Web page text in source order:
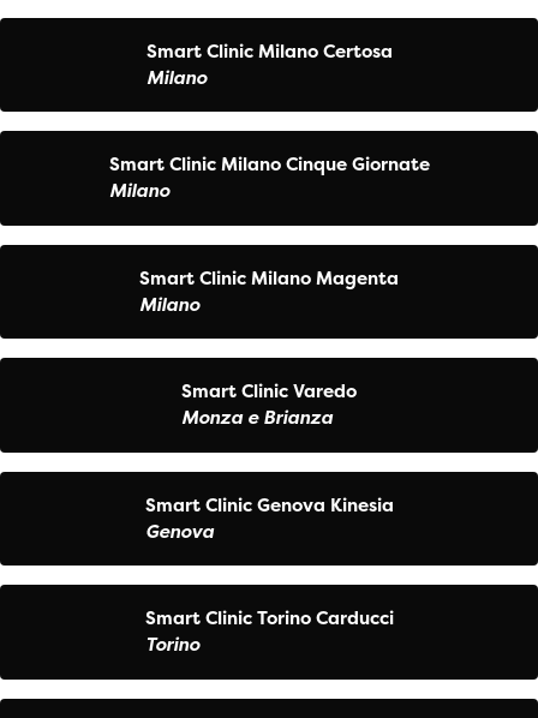
Smart Clinic Milano Certosa
Milano
Smart Clinic Milano Cinque Giornate
Milano
Smart Clinic Milano Magenta
Milano
Smart Clinic Varedo
Monza e Brianza
Smart Clinic Genova Kinesia
Genova
Smart Clinic Torino Carducci
Torino